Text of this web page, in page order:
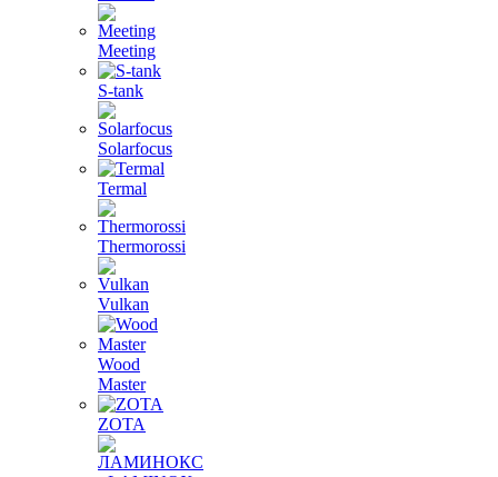
Meeting
S-tank
Solarfocus
Termal
Thermorossi
Vulkan
Wood
Master
ZOTA